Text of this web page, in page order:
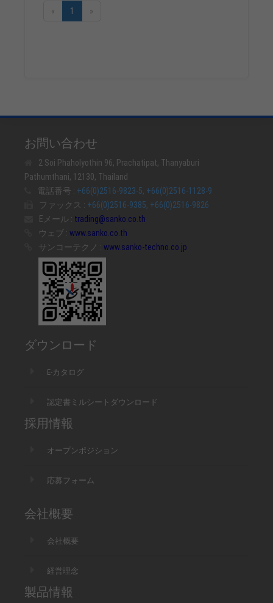
« 1 »
お問い合わせ
2 Soi Phaholyothin 96, Prachatipat, Thanyaburi
Pathumthani, 12130, Thailand
電話番号 : +66(0)2516-9823-5, +66(0)2516-1128-9
ファックス : +66(0)2516-9385, +66(0)2516-9826
Eメール : trading@sanko.co.th
ウェブ : www.sanko.co.th
サンコーテクノ : www.sanko-techno.co.jp
ダウンロード
E-カタログ
認定書ミルシートダウンロード
採用情報
オープンポジション
応募フォーム
会社概要
会社概要
経営理念
製品情報